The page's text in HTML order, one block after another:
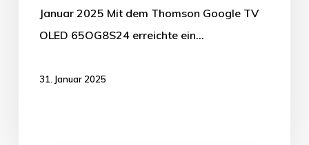
Januar 2025 Mit dem Thomson Google TV
OLED 65OG8S24 erreichte ein…
31. Januar 2025